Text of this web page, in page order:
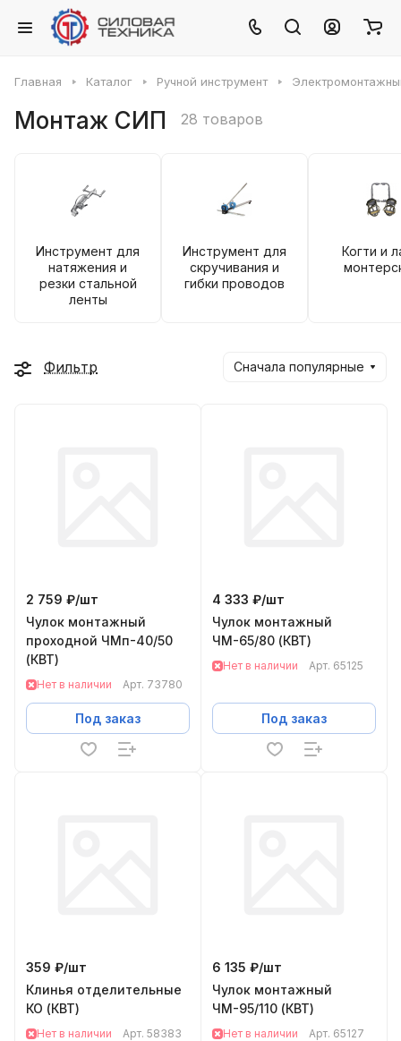
Главная Каталог Ручной инструмент
Монтаж СИП 28 товаров
Инструмент для
натяжения и
резки стальной
ленты
Инструмент для
скручивания и
гибки проводов
Когти и
Фильтр Сначала популярные
2 759 ₽/шт
Чулок монтажный
проходной ЧМп-40/50
(КВТ)
Нет в наличии Арт. 73780
Под заказ
4 333 ₽/шт
Чулок монтажный
ЧМ-65/80 (КВТ)
Нет в наличии Арт. 65125
Под заказ
359 ₽/шт
Клинья отделительные
КО (КВТ)
Нет в наличии Арт. 58383
6 135 ₽/шт
Чулок монтажный
ЧМ-95/110 (КВТ)
Нет в наличии Арт. 65127